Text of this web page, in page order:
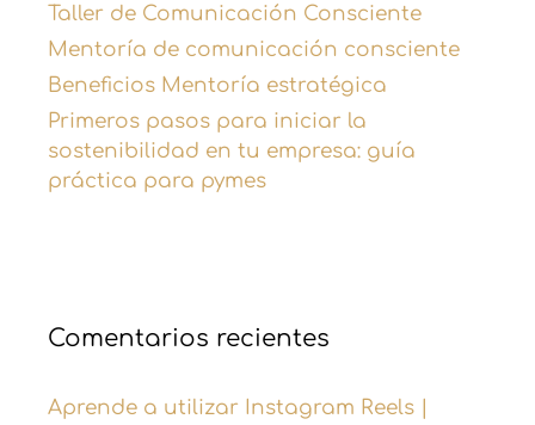
Taller de Comunicación Consciente
Mentoría de comunicación consciente
Beneficios Mentoría estratégica
Primeros pasos para iniciar la
sostenibilidad en tu empresa: guía
práctica para pymes
Comentarios recientes
Aprende a utilizar Instagram Reels |